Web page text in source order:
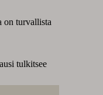
on turvallista
tulkitsee